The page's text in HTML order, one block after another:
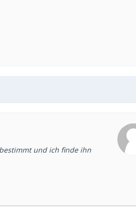
und ich finde ihn
lockerer sehen.